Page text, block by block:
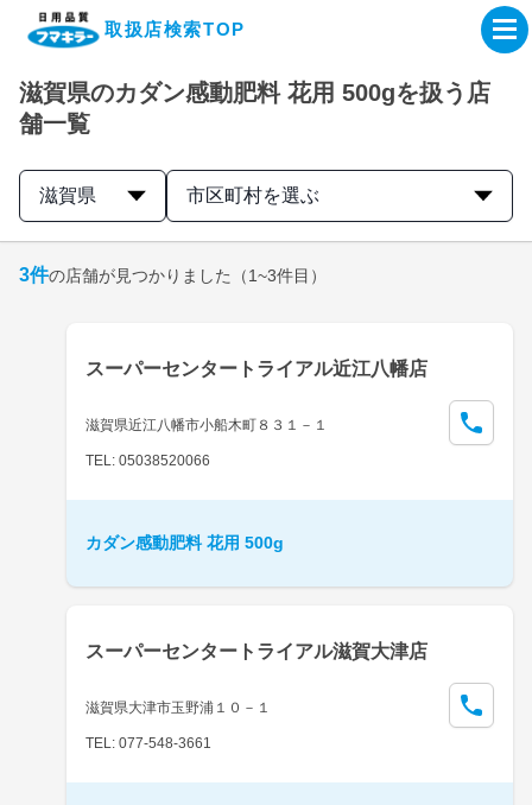
取扱店検索TOP
企業・IR情報サイト
製品情報サイト
取扱店検索はこちら
滋賀県のカダン感動肥料 花用 500gを扱う店
舗一覧
滋賀県 市区町村を選ぶ
3件の店舗が見つかりました （1~3件目）
スーパーセンタートライアル近江八幡店
滋賀県近江八幡市小船木町８３１－１
TEL: 05038520066
カダン感動肥料 花用 500g
スーパーセンタートライアル滋賀大津店
滋賀県大津市玉野浦１０－１
TEL: 077-548-3661